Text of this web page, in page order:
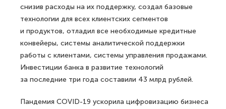
снизив расходы на их поддержку, создал базовые
технологии для всех клиентских сегментов
и продуктов, отладил все необходимые кредитные
конвейеры, системы аналитической поддержки
работы с клиентами, системы управления продажами.
Инвестиции банка в развитие технологий
за последние три года составили 43 млрд рублей.
Пандемия COVID-19 ускорила цифровизацию бизнеса